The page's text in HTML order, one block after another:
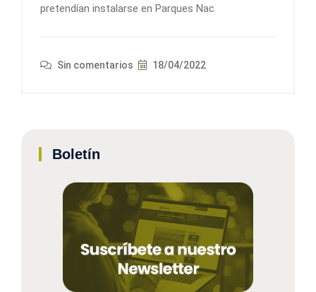
pretendían instalarse en Parques Nac
Sin comentarios 18/04/2022
Boletín